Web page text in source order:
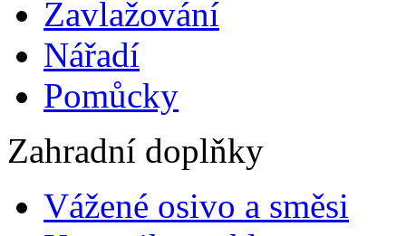
Zavlažování
Nářadí
Pomůcky
Zahradní doplňky
Vážené osivo a směsi